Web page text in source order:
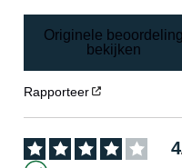
Originele
bekijken
Rapporteer
4